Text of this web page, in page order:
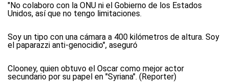
"No colaboro con la ONU ni el Gobierno de los Estados
Unidos, así que no tengo limitaciones.
Soy un tipo con una cámara a 400 kilómetros de altura. Soy
el paparazzi anti-genocidio", aseguró
Clooney, quien obtuvo el Oscar como mejor actor
secundario por su papel en "Syriana". (Reporter)